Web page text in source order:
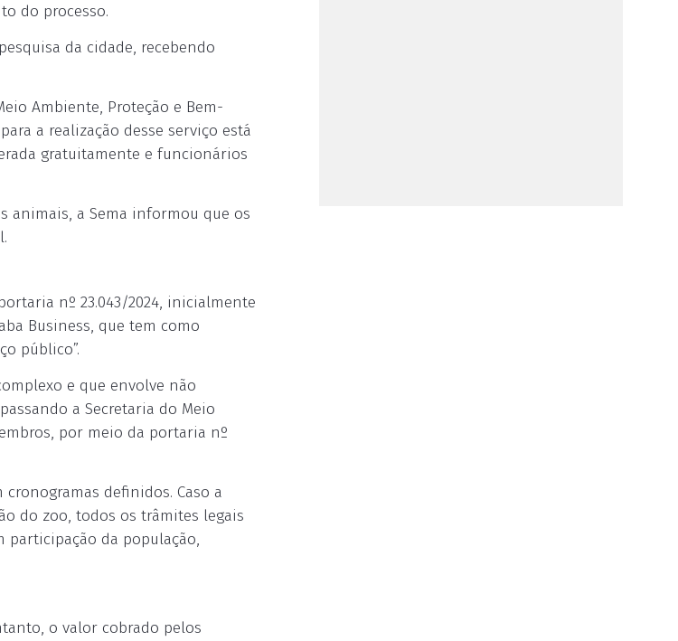
do processo.
da cidade, recebendo
Ambiente, Proteção e Bem-
a realização desse serviço está
gratuitamente e funcionários
animais, a Sema informou que os
nº 23.043/2024, inicialmente
Business, que tem como
público”.
e que envolve não
a Secretaria do Meio
por meio da portaria nº
definidos. Caso a
do zoo, todos os trâmites legais
participação da população,
o valor cobrado pelos